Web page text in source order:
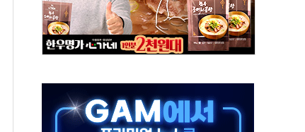
' 운영…페르세우스 유성우 관측
당 50mm 이상 폭우…호우경보 발효
숨져…온열질환 여부 조사
험 오전 집중 편성…체감온도 38도 넘으면 중단
방지법' 전면 재검토 지시